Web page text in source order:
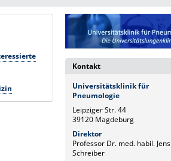
Kontakt
Universitätsklinik für
Pneumologie
Leipziger Str. 44
39120 Magdeburg
Direktor
Professor Dr. med. habil. Jens
Schreiber